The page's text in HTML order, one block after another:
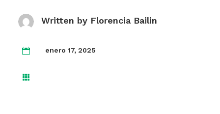
Written by Florencia Bailin
 enero 17, 2025
